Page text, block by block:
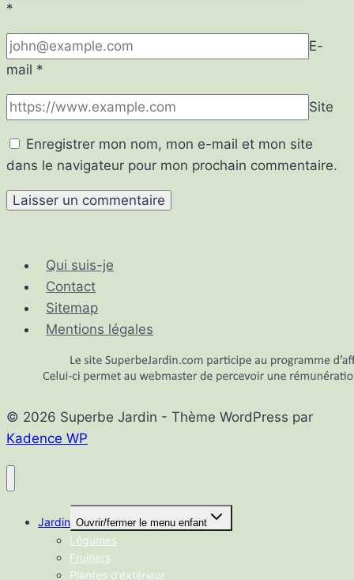
*
E-
mail *
Site
Enregistrer mon nom, mon e-mail et mon site
dans le navigateur pour mon prochain commentaire.
Qui suis-je
Contact
Sitemap
Mentions légales
© 2026 Superbe Jardin - Thème WordPress par
Kadence WP
Jardin Ouvrir/fermer le menu enfant
Légumes
Fruitiers
Plantes d’extérieur